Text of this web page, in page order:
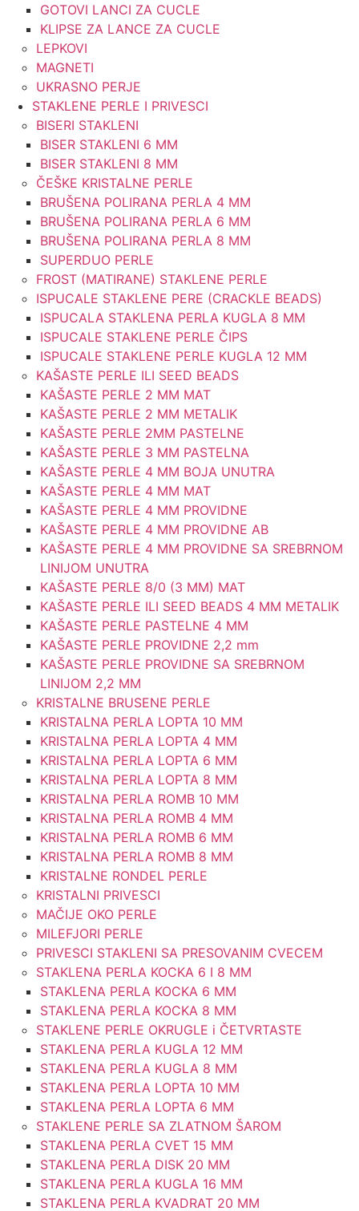
GOTOVI LANCI ZA CUCLE
KLIPSE ZA LANCE ZA CUCLE
LEPKOVI
MAGNETI
UKRASNO PERJE
STAKLENE PERLE I PRIVESCI
BISERI STAKLENI
BISER STAKLENI 6 MM
BISER STAKLENI 8 MM
ČEŠKE KRISTALNE PERLE
BRUŠENA POLIRANA PERLA 4 MM
BRUŠENA POLIRANA PERLA 6 MM
BRUŠENA POLIRANA PERLA 8 MM
SUPERDUO PERLE
FROST (MATIRANE) STAKLENE PERLE
ISPUCALE STAKLENE PERE (CRACKLE BEADS)
ISPUCALA STAKLENA PERLA KUGLA 8 MM
ISPUCALE STAKLENE PERLE ČIPS
ISPUCALE STAKLENE PERLE KUGLA 12 MM
KAŠASTE PERLE ILI SEED BEADS
KAŠASTE PERLE 2 MM MAT
KAŠASTE PERLE 2 MM METALIK
KAŠASTE PERLE 2MM PASTELNE
KAŠASTE PERLE 3 MM PASTELNA
KAŠASTE PERLE 4 MM BOJA UNUTRA
KAŠASTE PERLE 4 MM MAT
KAŠASTE PERLE 4 MM PROVIDNE
KAŠASTE PERLE 4 MM PROVIDNE AB
KAŠASTE PERLE 4 MM PROVIDNE SA SREBRNOM
LINIJOM UNUTRA
KAŠASTE PERLE 8/0 (3 MM) MAT
KAŠASTE PERLE ILI SEED BEADS 4 MM METALIK
KAŠASTE PERLE PASTELNE 4 MM
KAŠASTE PERLE PROVIDNE 2,2 mm
KAŠASTE PERLE PROVIDNE SA SREBRNOM
LINIJOM 2,2 MM
KRISTALNE BRUSENE PERLE
KRISTALNA PERLA LOPTA 10 MM
KRISTALNA PERLA LOPTA 4 MM
KRISTALNA PERLA LOPTA 6 MM
KRISTALNA PERLA LOPTA 8 MM
KRISTALNA PERLA ROMB 10 MM
KRISTALNA PERLA ROMB 4 MM
KRISTALNA PERLA ROMB 6 MM
KRISTALNA PERLA ROMB 8 MM
KRISTALNE RONDEL PERLE
KRISTALNI PRIVESCI
MAČIJE OKO PERLE
MILEFJORI PERLE
PRIVESCI STAKLENI SA PRESOVANIM CVECEM
STAKLENA PERLA KOCKA 6 I 8 MM
STAKLENA PERLA KOCKA 6 MM
STAKLENA PERLA KOCKA 8 MM
STAKLENE PERLE OKRUGLE i ČETVRTASTE
STAKLENA PERLA KUGLA 12 MM
STAKLENA PERLA KUGLA 8 MM
STAKLENA PERLA LOPTA 10 MM
STAKLENA PERLA LOPTA 6 MM
STAKLENE PERLE SA ZLATNOM ŠAROM
STAKLENA PERLA CVET 15 MM
STAKLENA PERLA DISK 20 MM
STAKLENA PERLA KUGLA 16 MM
STAKLENA PERLA KVADRAT 20 MM